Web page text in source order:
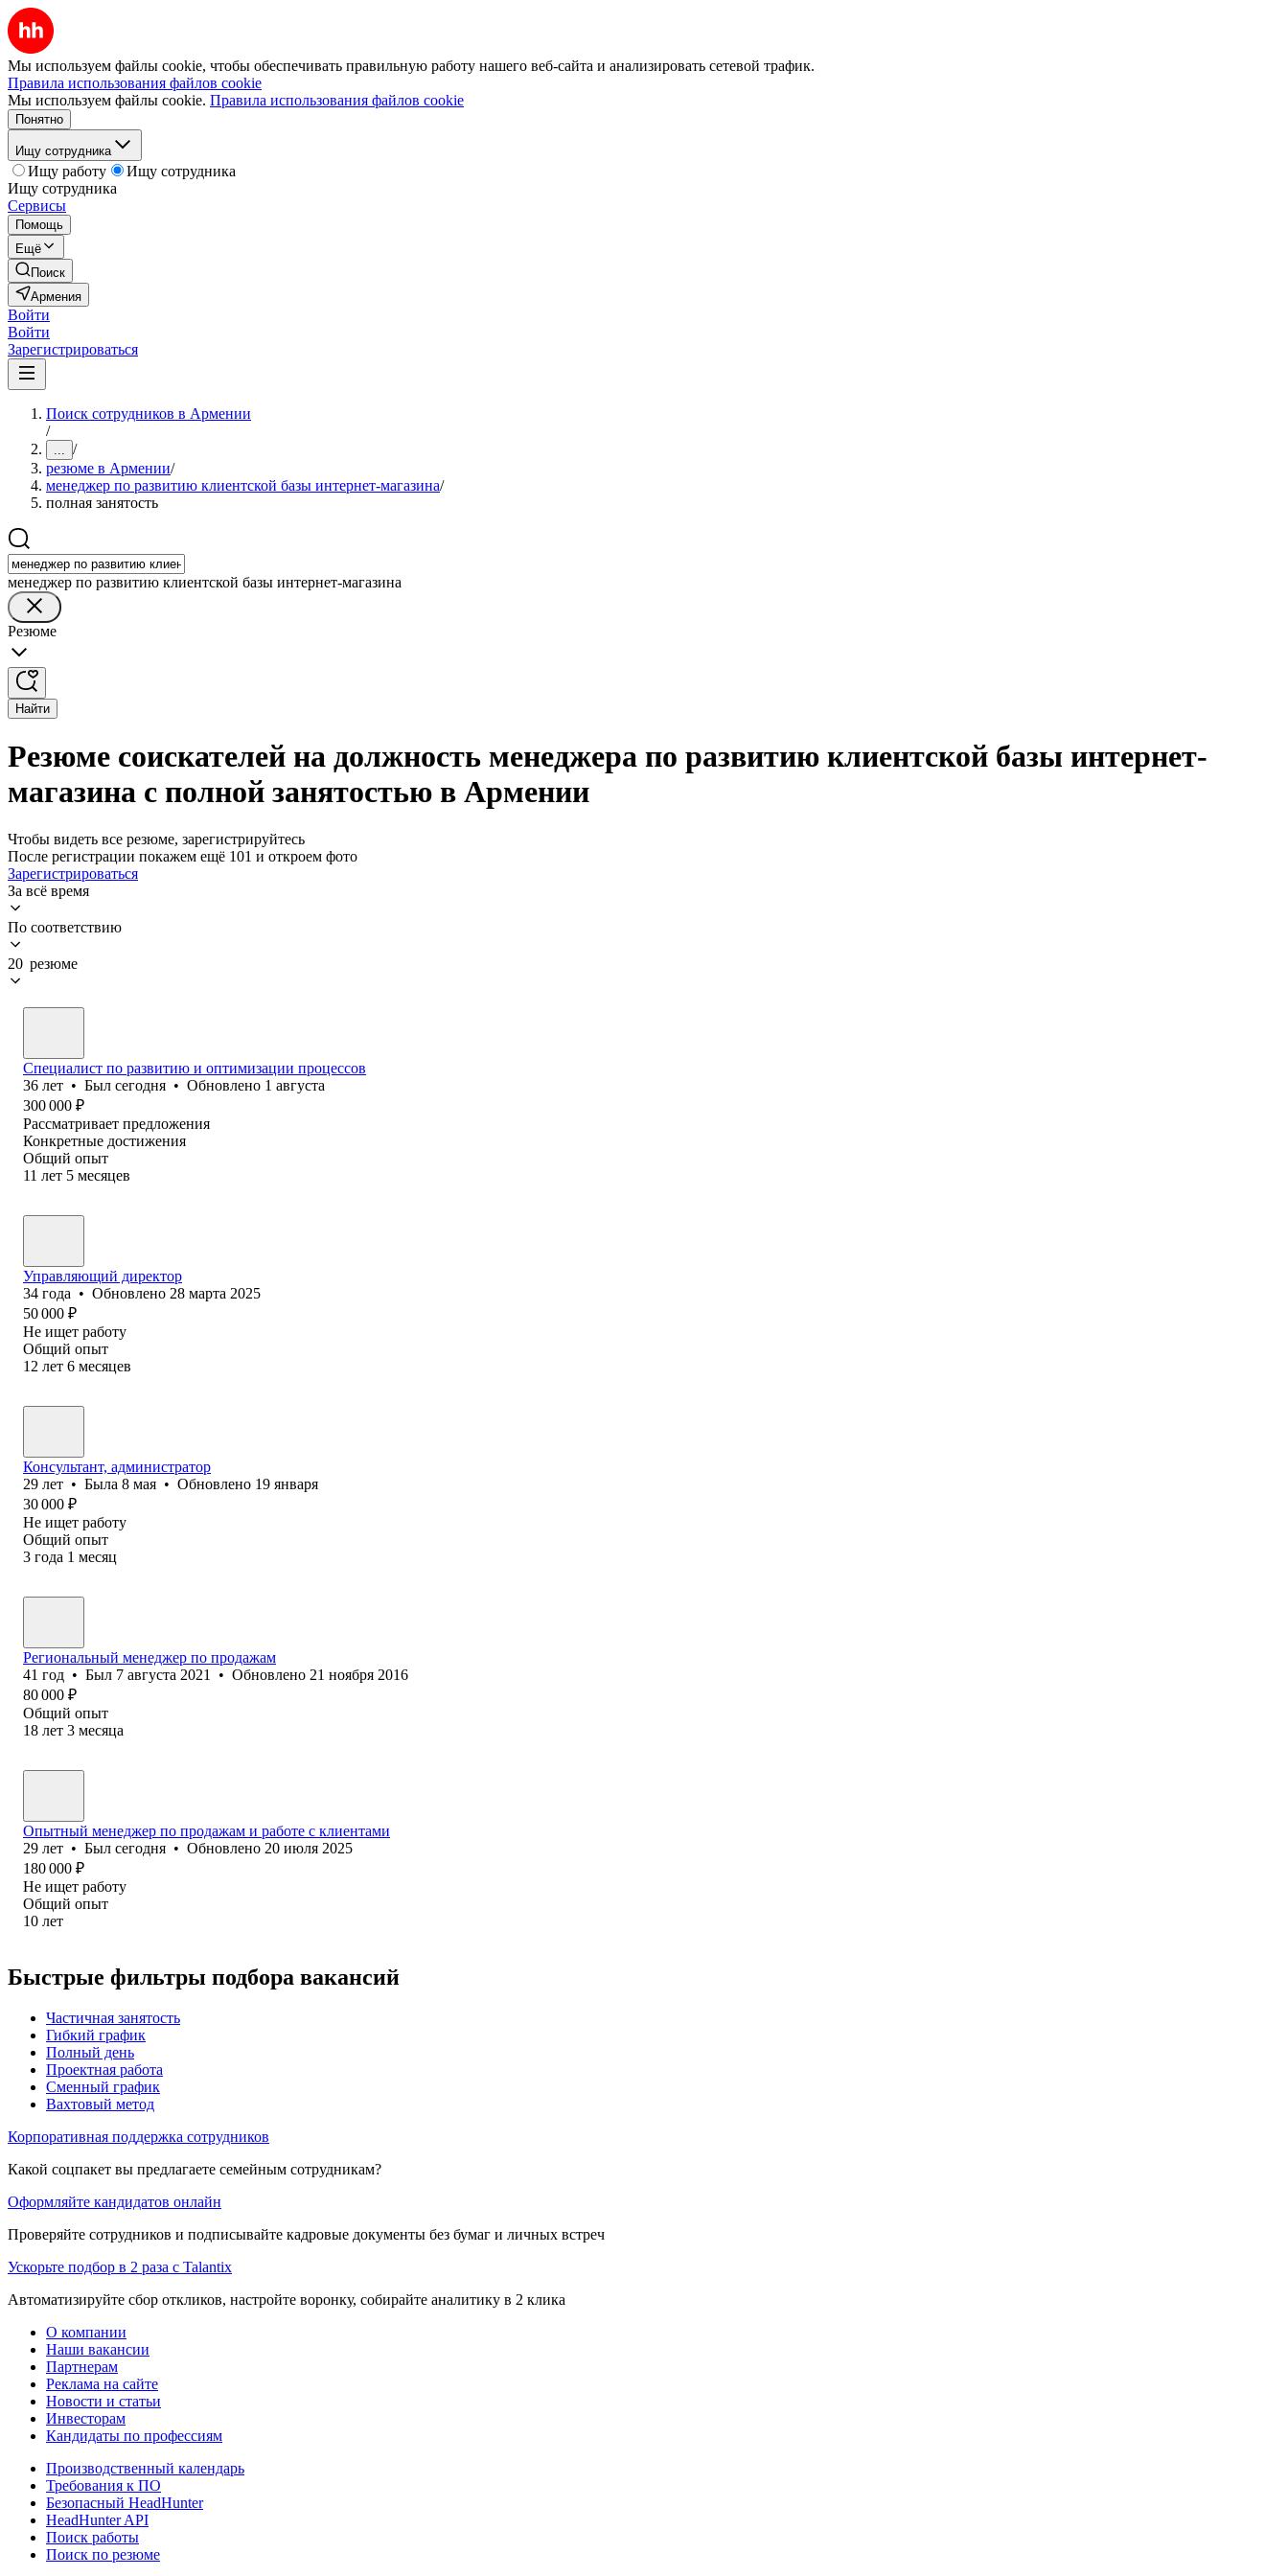
Мы используем файлы cookie, чтобы обеспечивать правильную работу нашего веб-сайта и анализировать сетевой трафик.
Правила использования файлов cookie
Мы используем файлы cookie. Правила использования файлов cookie
Понятно
Ищу сотрудника
Ищу работу
Ищу сотрудника
Ищу сотрудника
Сервисы
Помощь
Ещё
Поиск
Армения
Войти
Войти
Зарегистрироваться
Поиск сотрудников в Армении
/
... /
резюме в Армении/
менеджер по развитию клиентской базы интернет-магазина/
полная занятость
менеджер по развитию клиентской базы интернет-магазина
Резюме
Найти
Резюме соискателей на должность менеджера по развитию клиентской базы интернет-
магазина с полной занятостью в Армении
Чтобы видеть все резюме, зарегистрируйтесь
После регистрации покажем ещё 101 и откроем фото
Зарегистрироваться
За всё время
По соответствию
20 резюме
Специалист по развитию и оптимизации процессов
36 лет • Был сегодня • Обновлено 1 августа
300 000 ₽
Рассматривает предложения
Конкретные достижения
Общий опыт
11 лет 5 месяцев
Управляющий директор
34 года • Обновлено 28 марта 2025
50 000 ₽
Не ищет работу
Общий опыт
12 лет 6 месяцев
Консультант, администратор
29 лет • Была 8 мая • Обновлено 19 января
30 000 ₽
Не ищет работу
Общий опыт
3 года 1 месяц
Региональный менеджер по продажам
41 год • Был 7 августа 2021 • Обновлено 21 ноября 2016
80 000 ₽
Общий опыт
18 лет 3 месяца
Опытный менеджер по продажам и работе с клиентами
29 лет • Был сегодня • Обновлено 20 июля 2025
180 000 ₽
Не ищет работу
Общий опыт
10 лет
Быстрые фильтры подбора вакансий
Частичная занятость
Гибкий график
Полный день
Проектная работа
Сменный график
Вахтовый метод
Корпоративная поддержка сотрудников
Какой соцпакет вы предлагаете семейным сотрудникам?
Оформляйте кандидатов онлайн
Проверяйте сотрудников и подписывайте кадровые документы без бумаг и личных встреч
Ускорьте подбор в 2 раза с Talantix
Автоматизируйте сбор откликов, настройте воронку, собирайте аналитику в 2 клика
О компании
Наши вакансии
Партнерам
Реклама на сайте
Новости и статьи
Инвесторам
Кандидаты по профессиям
Производственный календарь
Требования к ПО
Безопасный HeadHunter
HeadHunter API
Поиск работы
Поиск по резюме